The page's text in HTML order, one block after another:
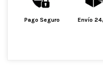
Pago Seguro Envío